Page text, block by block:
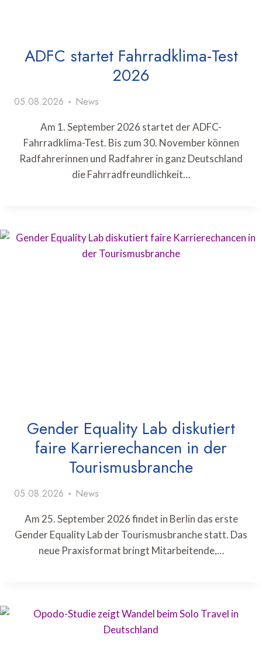
ADFC startet Fahrradklima-Test
2026
05.08.2026 News
Am 1. September 2026 startet der ADFC-
Fahrradklima-Test. Bis zum 30. November können
Radfahrerinnen und Radfahrer in ganz Deutschland
die Fahrradfreundlichkeit…
Gender Equality Lab diskutiert
faire Karrierechancen in der
Tourismusbranche
05.08.2026 News
Am 25. September 2026 findet in Berlin das erste
Gender Equality Lab der Tourismusbranche statt. Das
neue Praxisformat bringt Mitarbeitende,…